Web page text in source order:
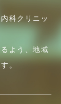
科クリニッ
よう、地域
。